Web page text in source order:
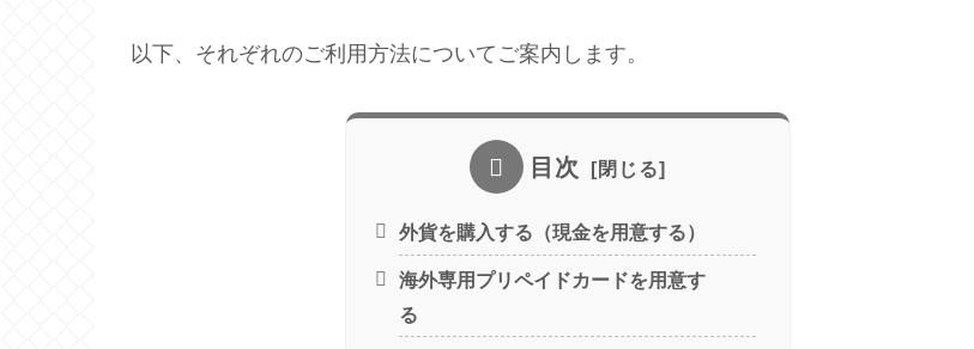
以下、それぞれのご利用方法についてご案内します。
目次
外貨を購入する（現金を用意する）
海外専用プリペイドカードを用意す
る